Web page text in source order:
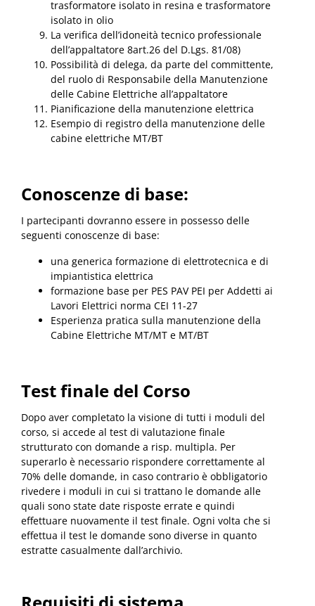
trasformatore isolato in resina e trasformatore
isolato in olio
La verifica dell’idoneità tecnico professionale
dell’appaltatore 8art.26 del D.Lgs. 81/08)
Possibilità di delega, da parte del committente,
del ruolo di Responsabile della Manutenzione
delle Cabine Elettriche all’appaltatore
Pianificazione della manutenzione elettrica
Esempio di registro della manutenzione delle
cabine elettriche MT/BT
Conoscenze di base:
I partecipanti dovranno essere in possesso delle
seguenti conoscenze di base:
una generica formazione di elettrotecnica e di
impiantistica elettrica
formazione base per PES PAV PEI per Addetti ai
Lavori Elettrici norma CEI 11-27
Esperienza pratica sulla manutenzione della
Cabine Elettriche MT/MT e MT/BT
Test finale del Corso
Dopo aver completato la visione di tutti i moduli del
corso, si accede al test di valutazione finale
strutturato con domande a risp. multipla. Per
superarlo è necessario rispondere correttamente al
70% delle domande, in caso contrario è obbligatorio
rivedere i moduli in cui si trattano le domande alle
quali sono state date risposte errate e quindi
effettuare nuovamente il test finale. Ogni volta che si
effettua il test le domande sono diverse in quanto
estratte casualmente dall’archivio.